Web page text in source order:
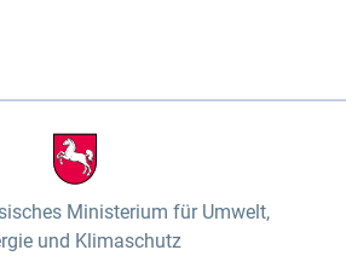
Ministerium für Umwelt,
und Klimaschutz